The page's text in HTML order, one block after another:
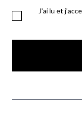
J'ai lu et